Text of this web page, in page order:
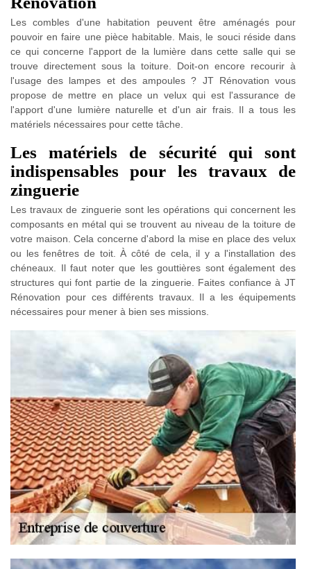
Les combles d'une habitation peuvent être aménagés pour
pouvoir en faire une pièce habitable. Mais, le souci réside dans
ce qui concerne l'apport de la lumière dans cette salle qui se
trouve directement sous la toiture. Doit-on encore recourir à
l'usage des lampes et des ampoules ? JT Rénovation vous
propose de mettre en place un velux qui est l'assurance de
l'apport d'une lumière naturelle et d'un air frais. Il a tous les
matériels nécessaires pour cette tâche.
Les matériels de sécurité qui sont
indispensables pour les travaux de
zinguerie
Les travaux de zinguerie sont les opérations qui concernent les
composants en métal qui se trouvent au niveau de la toiture de
votre maison. Cela concerne d'abord la mise en place des velux
ou les fenêtres de toit. À côté de cela, il y a l'installation des
chéneaux. Il faut noter que les gouttières sont également des
structures qui font partie de la zinguerie. Faites confiance à JT
Rénovation pour ces différents travaux. Il a les équipements
nécessaires pour mener à bien ses missions.